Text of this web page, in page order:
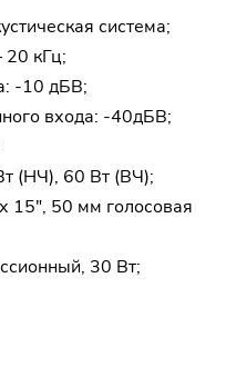
система;
20 кГц;
-10 дБВ;
входа: -40дБВ;
(НЧ), 60 Вт (ВЧ);
15", 50 мм голосовая
30 Вт;